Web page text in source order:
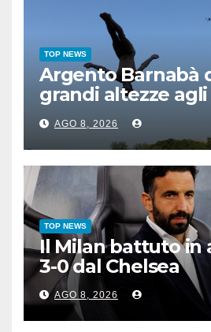
TOP NEWS
Argento Barnabà
grandi altezze
bis azzurro dopo
AGO 8, 2026
TOP NEWS
Il Milan battuto in
3-0 dal Chelsea
AGO 8, 2026